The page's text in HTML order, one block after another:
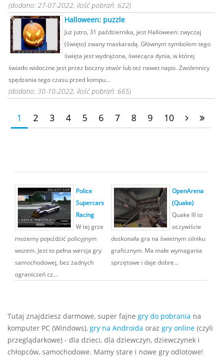
(dodano: 27-07-2022, ilość pobrań: 622)
Halloween: puzzle
Już jutro, 31 października, jest Halloween: zwyczaj
(święto) zwany maskaradą. Głównym symbolem tego
święta jest wydrążona, świecąca dynia, w której
światło widoczne jest przez boczny otwór lub też nawet napis. Zwolennicy
spędzania tego czasu przed kompu...
(dodano: 30-10-2022, ilość pobrań: 665)
1 2 3 4 5 6 7 8 9 10
Police
Supercars
Racing
W tej grze
możemy pojeździć policyjnym
wozem. Jest to pełna wersja gry
samochodowej, bez żadnych
ograniczeń cz...
OpenArena
(Quake)
Quake III to
oczywiście
doskonała gra na świetnym silniku
graficznym. Ma małe wymagania
sprzętowe i daje dobre...
Tutaj znajdziesz darmowe, super fajne gry do pobrania na
komputer PC (Windows), gry na Androida oraz gry online (czyli
przeglądarkowe) - dla dzieci, dla dziewczyn, dziewczynek i
chłopców, samochodowe. Mamy stare i nowe gry odlotowe!